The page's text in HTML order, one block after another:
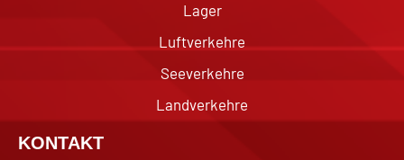
Lager
Luftverkehre
Seeverkehre
Landverkehre
KONTAKT